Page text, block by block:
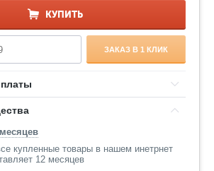
КУПИТЬ
ЗАКАЗ В 1 КЛИК
купленные товары в нашем инетрнет
12 месяцев